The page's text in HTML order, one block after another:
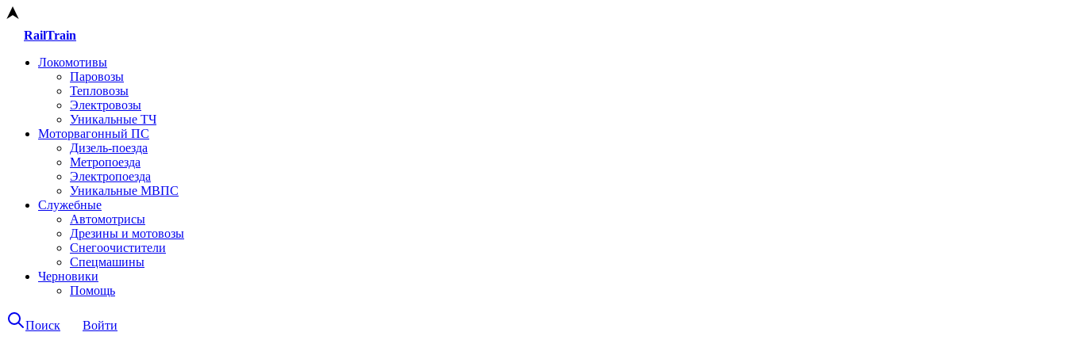
RailTrain
Локомотивы
Паровозы
Тепловозы
Электровозы
Уникальные ТЧ
Моторвагонный ПС
Дизель-поезда
Метропоезда
Электропоезда
Уникальные МВПС
Служебные
Автомотрисы
Дрезины и мотовозы
Снегоочистители
Спецмашины
Черновики
Помощь
Поиск Войти